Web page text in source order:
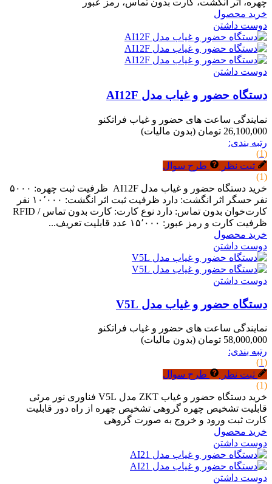
چهره، اثر انگشت، کارت بدون تماس، رمز عبور
خرید محصول
دوست داشتن
دوست داشتن
دستگاه حضور و غیاب مدل AI12F
نمایندگی ساعت های حضور و غیاب فراتکنو
26,100,000 تومان
(بدون مالیات)
رتبه بندی:
(1)
ثبت نظر
طرح سوال
(1)
خرید دستگاه حضور و غیاب مدل AI12F ظرفیت ثبت چهره: ۵۰۰۰
نفر حسگر اثر انگشت: دارد ظرفیت ثبت اثر انگشت: ۱۰٬۰۰۰ نفر
کارت‌خوان بدون تماس: دارد نوع کارت: کارت بدون تماس / RFID
ظرفیت کارت و رمز عبور: ۱۵٬۰۰۰ عدد قابلیت تعریف...
خرید محصول
دوست داشتن
دوست داشتن
دستگاه حضور و غیاب مدل V5L
نمایندگی ساعت های حضور و غیاب فراتکنو
58,000,000 تومان
(بدون مالیات)
رتبه بندی:
(1)
ثبت نظر
طرح سوال
(1)
خرید دستگاه حضور و غیاب ZKT مدل V5L فناوری نور مرئی
قابلیت تشخیص چهره گروهی تشخیص چهره از راه دور قابلیت
کارت ثبت ورود و خروج به صورت گروهی
خرید محصول
دوست داشتن
دوست داشتن